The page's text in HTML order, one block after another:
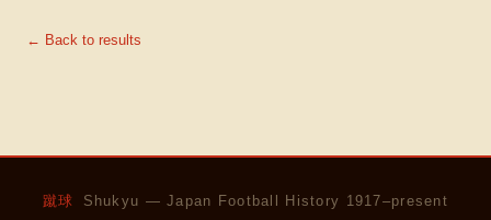
← Back to results
蹴球 Shukyu — Japan Football History 1917–present